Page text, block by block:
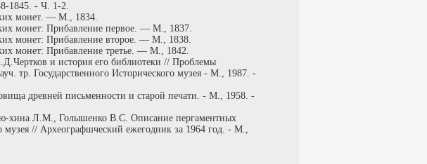
1845. - Ч. 1-2.
монет. — М., 1834.
монет: Прибавление первое. — М., 1837.
монет: Прибавление второе. — М., 1838.
монет: Прибавление третье. — М., 1842.
и история его библиотеки // Проблемы
тр. Государственного Исторического музея - М., 1987. -
древней письменности и старой печати. - М., 1958. -
хина Л.М., Голышенко B.C. Описание пергаментных
музея // Археографшческий ежегодник за 1964 год. - М.,